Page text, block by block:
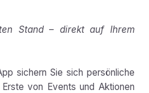
Stand – direkt auf Ihrem
sichern Sie sich persönliche
von Events und Aktionen